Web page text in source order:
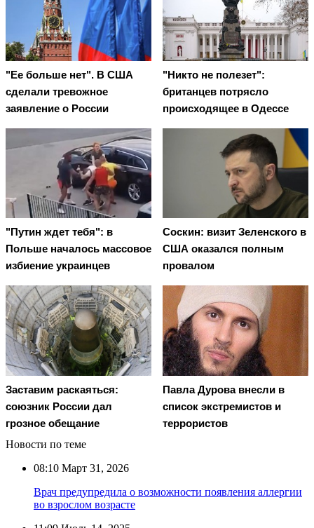
"Ее больше нет". В США
сделали тревожное
заявление о России
"Никто не полезет":
британцев потрясло
происходящее в Одессе
"Путин ждет тебя": в
Польше началось массовое
избиение украинцев
Соскин: визит Зеленского в
США оказался полным
провалом
Заставим раскаяться:
союзник России дал
грозное обещание
Павла Дурова внесли в
список экстремистов и
террористов
Новости по теме
08:10 Март 31, 2026
Врач предупредила о возможности появления аллергии
во взрослом возрасте